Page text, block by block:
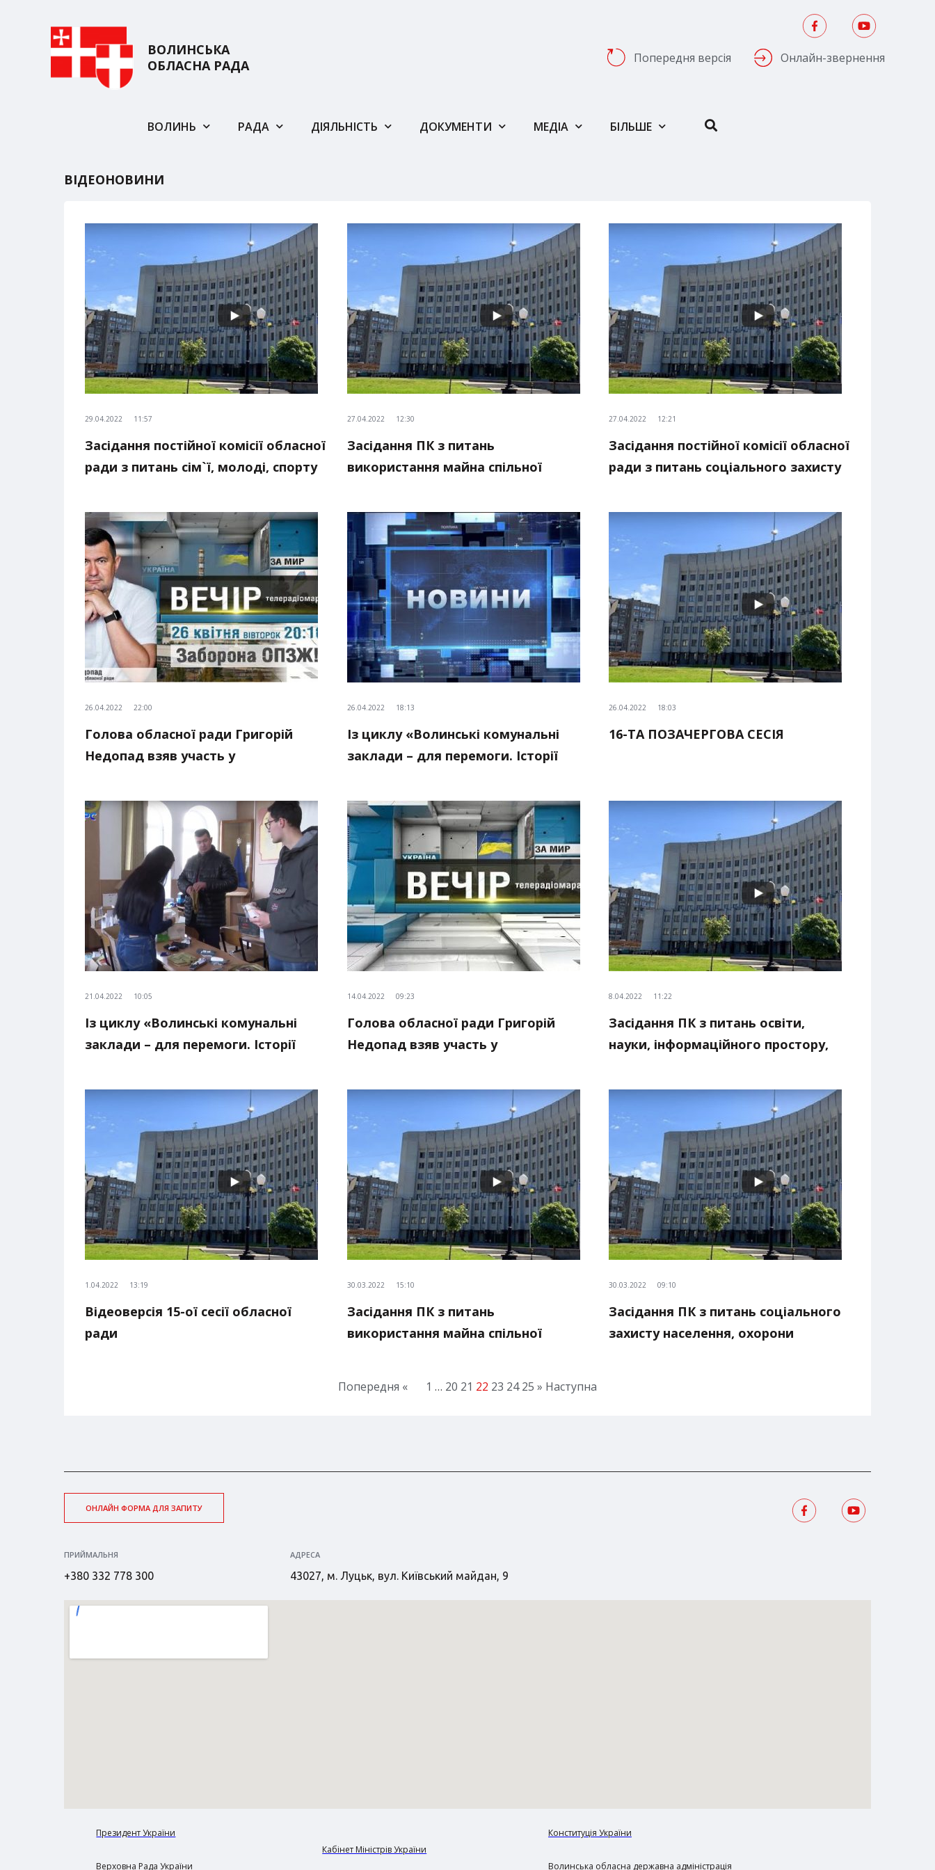
ВОЛИНСЬКА
ОБЛАСНА РАДА
Попередня версія Онлайн-звернення
ВОЛИНЬ РАДА ДІЯЛЬНІСТЬ ДОКУМЕНТИ МЕДІА БІЛЬШЕ
ВІДЕОНОВИНИ
29.04.2022 11:57
Засідання постійної комісії обласної
ради з питань сім`ї, молоді, спорту
27.04.2022 12:30
Засідання ПК з питань
використання майна спільної
сіл, селищ, міст
27.04.2022 12:21
Засідання постійної комісії обласної
ради з питань соціального захисту
материнства та дитинства.
26.04.2022 22:00
Голова обласної ради Григорій
Недопад взяв участь у
телеканалі “Аверс”
26.04.2022 18:13
Із циклу «Волинські комунальні
заклади – для перемоги. Історії
26.04.2022 18:03
16-ТА ПОЗАЧЕРГОВА СЕСІЯ
21.04.2022 10:05
Із циклу «Волинські комунальні
заклади – для перемоги. Історії
14.04.2022 09:23
Голова обласної ради Григорій
Недопад взяв участь у
телеканалі “Аверс”
8.04.2022 11:22
Засідання ПК з питань освіти,
науки, інформаційного простору,
1.04.2022 13:19
Відеоверсія 15-ої сесії обласної
ради
30.03.2022 15:10
Засідання ПК з питань
використання майна спільної
30.03.2022 09:10
Засідання ПК з питань соціального
захисту населення, охорони
Попередня « 1 … 20 21 22 23 24 25 » Наступна
ОНЛАЙН ФОРМА ДЛЯ ЗАПИТУ
ПРИЙМАЛЬНЯ
+380 332 778 300
АДРЕСА
43027, м. Луцьк, вул. Київський майдан, 9
Президент України
Верховна Рада України
Кабінет Міністрів України
Конституція України
Волинська обласна державна адміністрація